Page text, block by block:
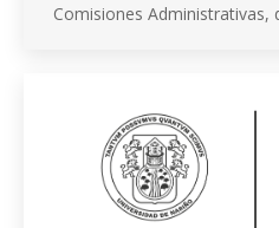
Comisiones Administrativas,